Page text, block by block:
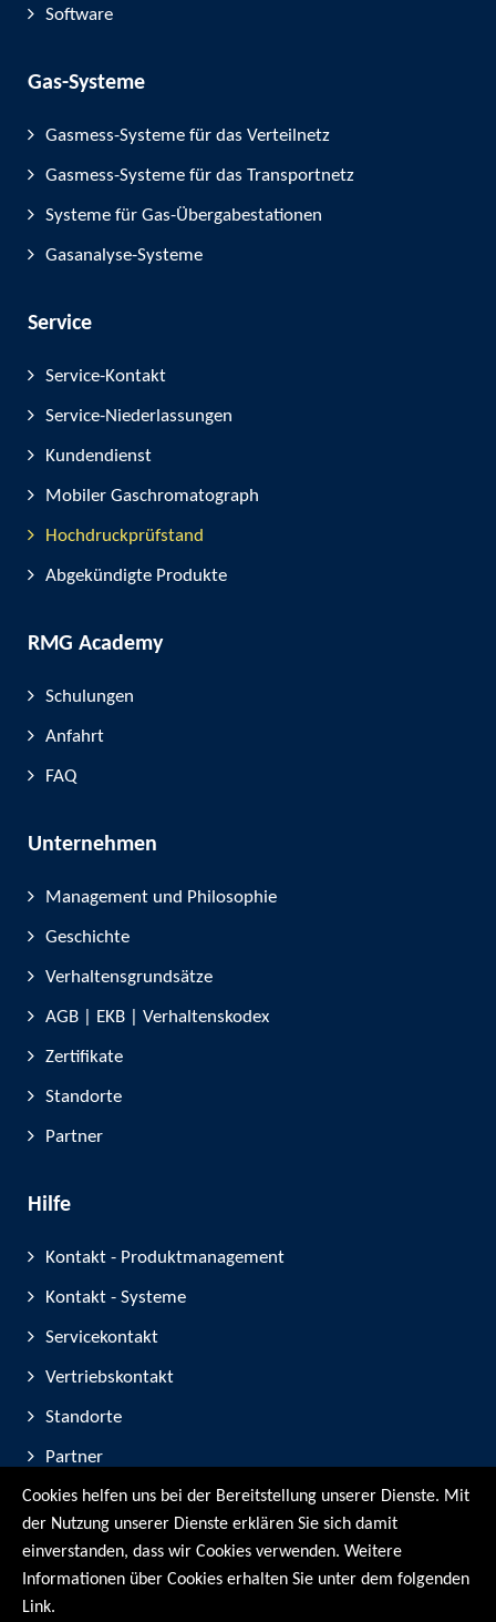
Software
Gas-Systeme
Gasmess-Systeme für das Verteilnetz
Gasmess-Systeme für das Transportnetz
Systeme für Gas-Übergabestationen
Gasanalyse-Systeme
Service
Service-Kontakt
Service-Niederlassungen
Kundendienst
Mobiler Gaschromatograph
Hochdruckprüfstand
Abgekündigte Produkte
RMG Academy
Schulungen
Anfahrt
FAQ
Unternehmen
Management und Philosophie
Geschichte
Verhaltensgrundsätze
AGB | EKB | Verhaltenskodex
Zertifikate
Standorte
Partner
Hilfe
Kontakt - Produktmanagement
Kontakt - Systeme
Servicekontakt
Vertriebskontakt
Standorte
Partner
Geräte-Registrierung
Messe-Teilnahmen
Cookies helfen uns bei der Bereitstellung unserer Dienste. Mit
der Nutzung unserer Dienste erklären Sie sich damit
einverstanden, dass wir Cookies verwenden. Weitere
Informationen über Cookies erhalten Sie unter dem folgenden
Link.